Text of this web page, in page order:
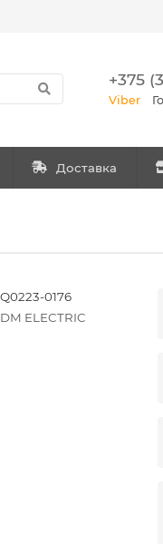
+375
Viber
Доставка
0176
ELECTRIC